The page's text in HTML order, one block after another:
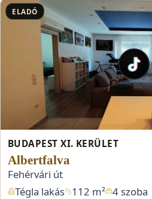
ELADÓ
BUDAPEST XI. KERÜLET
Albertfalva
Fehérvári út
Tégla lakás 112 m² 4 szoba